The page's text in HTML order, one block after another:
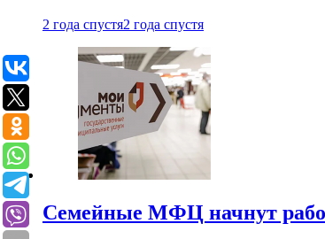
2 года спустя2 года спустя
Семейные МФЦ начнут